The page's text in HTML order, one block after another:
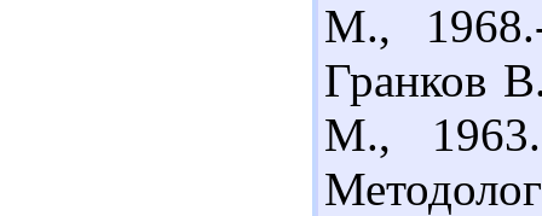
М.,
Гранков
М.,